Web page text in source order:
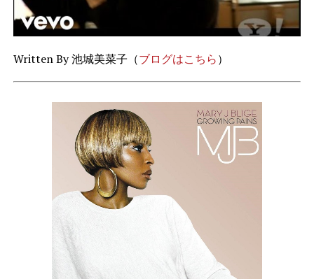
Written By 池城美菜子（ブログはこちら）